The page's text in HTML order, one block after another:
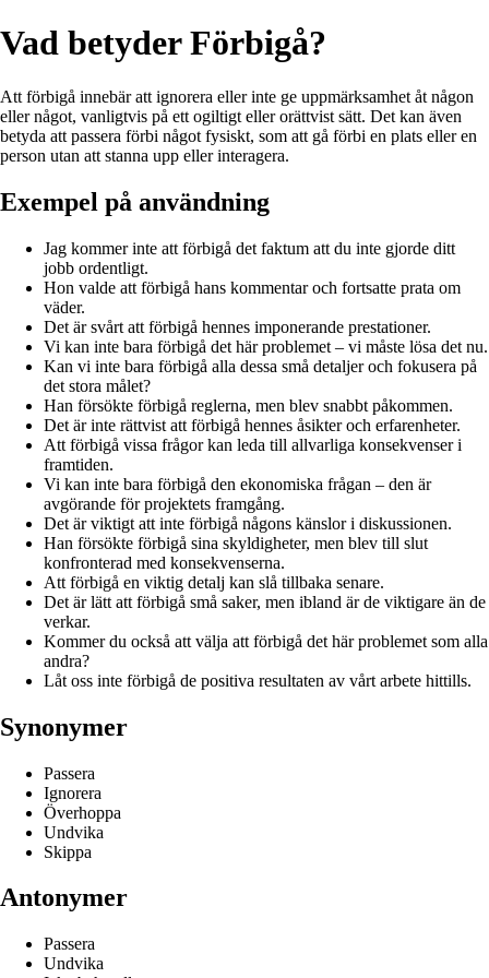
Vad betyder Förbigå?
Att förbigå innebär att ignorera eller inte ge uppmärksamhet åt någon
eller något, vanligtvis på ett ogiltigt eller orättvist sätt. Det kan även
betyda att passera förbi något fysiskt, som att gå förbi en plats eller en
person utan att stanna upp eller interagera.
Exempel på användning
Jag kommer inte att förbigå det faktum att du inte gjorde ditt
jobb ordentligt.
Hon valde att förbigå hans kommentar och fortsatte prata om
väder.
Det är svårt att förbigå hennes imponerande prestationer.
Vi kan inte bara förbigå det här problemet – vi måste lösa det nu.
Kan vi inte bara förbigå alla dessa små detaljer och fokusera på
det stora målet?
Han försökte förbigå reglerna, men blev snabbt påkommen.
Det är inte rättvist att förbigå hennes åsikter och erfarenheter.
Att förbigå vissa frågor kan leda till allvarliga konsekvenser i
framtiden.
Vi kan inte bara förbigå den ekonomiska frågan – den är
avgörande för projektets framgång.
Det är viktigt att inte förbigå någons känslor i diskussionen.
Han försökte förbigå sina skyldigheter, men blev till slut
konfronterad med konsekvenserna.
Att förbigå en viktig detalj kan slå tillbaka senare.
Det är lätt att förbigå små saker, men ibland är de viktigare än de
verkar.
Kommer du också att välja att förbigå det här problemet som alla
andra?
Låt oss inte förbigå de positiva resultaten av vårt arbete hittills.
Synonymer
Passera
Ignorera
Överhoppa
Undvika
Skippa
Antonymer
Passera
Undvika